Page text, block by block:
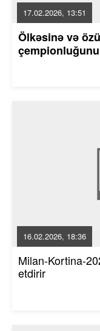
17.02.2026, 13:51
Ölkəsinə və
çempionluğunu
16.02.2026, 18:36
Milan-Kortina-
etdirir